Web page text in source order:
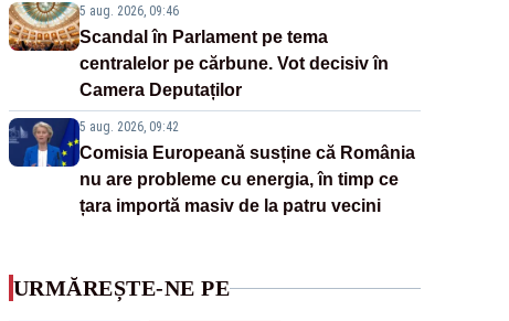
5 aug. 2026, 09:46
Scandal în Parlament pe tema
centralelor pe cărbune. Vot decisiv în
Camera Deputaților
5 aug. 2026, 09:42
Comisia Europeană susține că România
nu are probleme cu energia, în timp ce
țara importă masiv de la patru vecini
URMĂREȘTE-NE PE